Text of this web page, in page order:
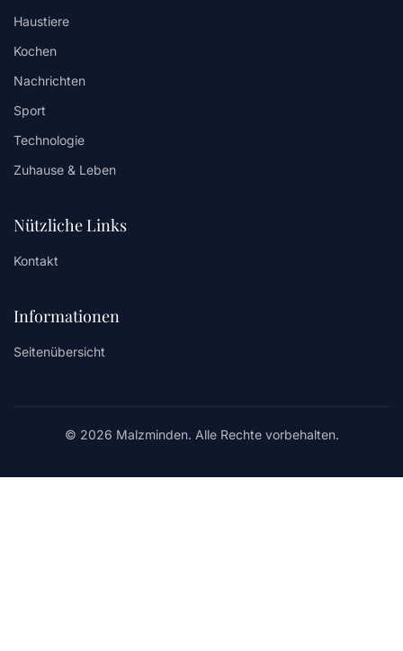
Haustiere
Kochen
Nachrichten
Sport
Technologie
Zuhause & Leben
Nützliche Links
Kontakt
Informationen
Seitenübersicht
© 2026 Malzminden. Alle Rechte vorbehalten.